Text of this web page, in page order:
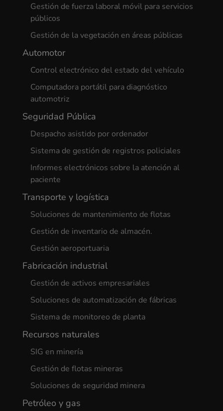
Gestión de fuerza laboral móvil para servicios
públicos
Gestión de la vegetación en áreas públicas
Automotor
Control electrónico del estado del vehículo
Computadora portátil para diagnóstico
automotriz
Seguridad Pública
Despacho asistido por ordenador
Sistema de gestión de registros policiales
Informes electrónicos sobre la atención al
paciente
Transporte y logística
Soluciones de mantenimiento de flotas
Gestión de inventario de almacén.
Gestión aeroportuaria
Fabricación industrial
Gestión de activos empresariales
Soluciones de automatización de fábricas
Sistema de monitoreo de planta
Recursos naturales
SIG en minería
Gestión de flotas mineras
Soluciones de seguridad minera
Petróleo y gas